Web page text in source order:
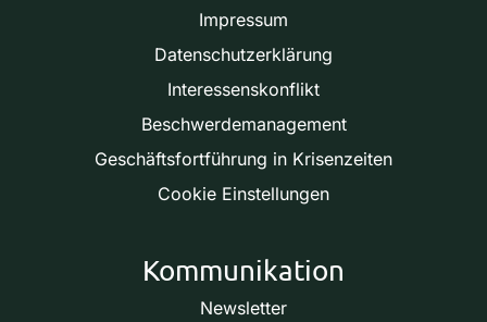
Impressum
Datenschutzerklärung
Interessenskonflikt
Beschwerdemanagement
Geschäftsfortführung in Krisenzeiten
Cookie Einstellungen
Kommunikation
Newsletter